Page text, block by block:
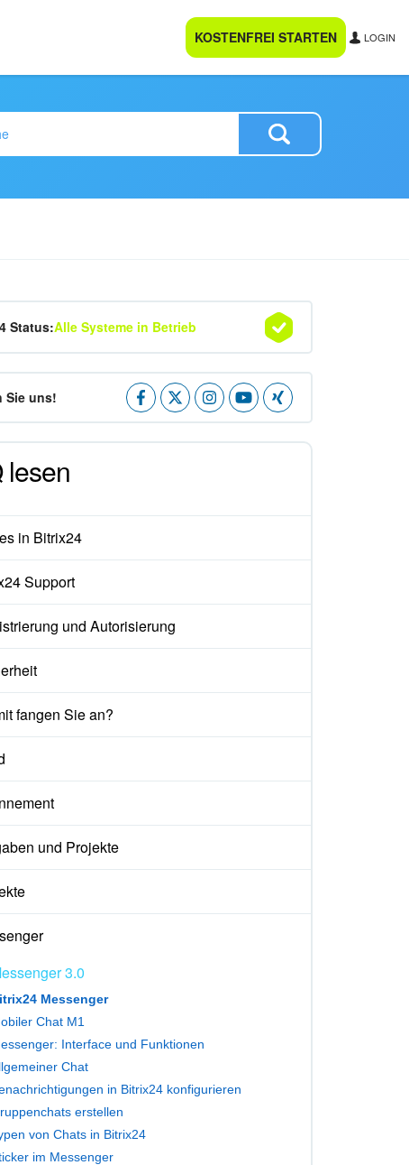
KOSTENFREI STARTEN LOGIN
Status:Alle Systeme in Betrieb
Sie uns!
lesen
in Bitrix24
Support
und Autorisierung
fangen Sie an?
und Projekte
3.0
Messenger
Chat M1
Interface und Funktionen
Chat
in Bitrix24 konfigurieren
erstellen
von Chats in Bitrix24
im Messenger